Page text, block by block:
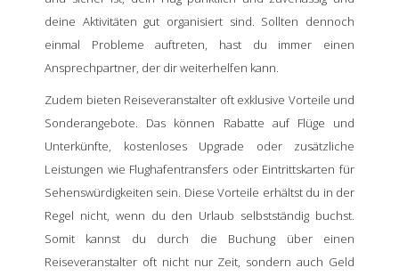
deine Aktivitäten gut organisiert sind. Sollten dennoch
einmal Probleme auftreten, hast du immer einen
Ansprechpartner, der dir weiterhelfen kann.
Zudem bieten Reiseveranstalter oft exklusive Vorteile und
Sonderangebote. Das können Rabatte auf Flüge und
Unterkünfte, kostenloses Upgrade oder zusätzliche
Leistungen wie Flughafentransfers oder Eintrittskarten für
Sehenswürdigkeiten sein. Diese Vorteile erhältst du in der
Regel nicht, wenn du den Urlaub selbstständig buchst.
Somit kannst du durch die Buchung über einen
Reiseveranstalter oft nicht nur Zeit, sondern auch Geld